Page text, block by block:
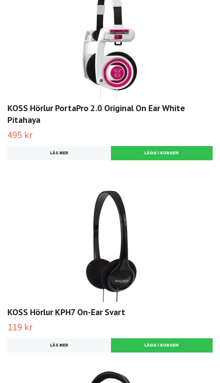
KOSS Hörlur PortaPro 2.0 Original On Ear White
Pitahaya
495 kr
LÄS MER
KOSS Hörlur KPH7 On-Ear Svart
119 kr
LÄS MER